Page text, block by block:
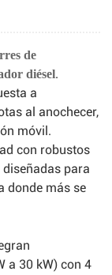
de
diésel.
a
al anochecer,
móvil.
con robustos
para
donde más se
a 30 kW) con 4